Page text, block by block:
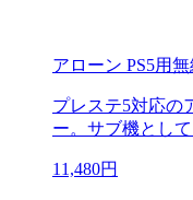
アローン PS5用
プレステ5対応の
ー。サブ機として
11,480円